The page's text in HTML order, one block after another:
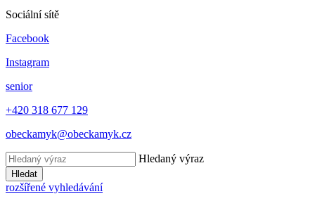
Sociální sítě
Facebook
Instagram
senior
+420 318 677 129
obeckamyk@obeckamyk.cz
Hledaný výraz
Hledat
rozšířené vyhledávání